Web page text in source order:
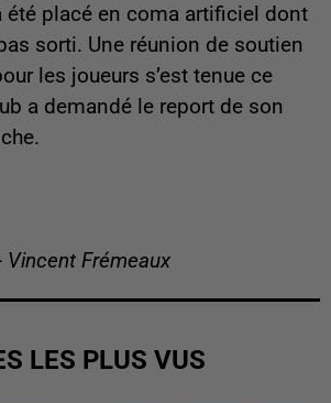
été placé en coma artificiel dont
sorti. Une réunion de soutien
les joueurs s’est tenue ce
a demandé le report de son
Frémeaux
LES PLUS VUS